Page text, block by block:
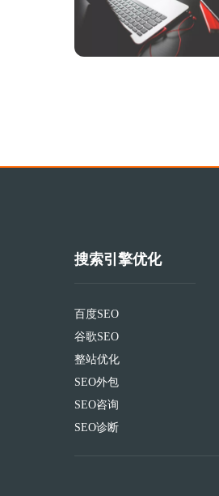
搜索引擎优化
百度SEO
谷歌SEO
整站优化
SEO外包
SEO咨询
SEO诊断